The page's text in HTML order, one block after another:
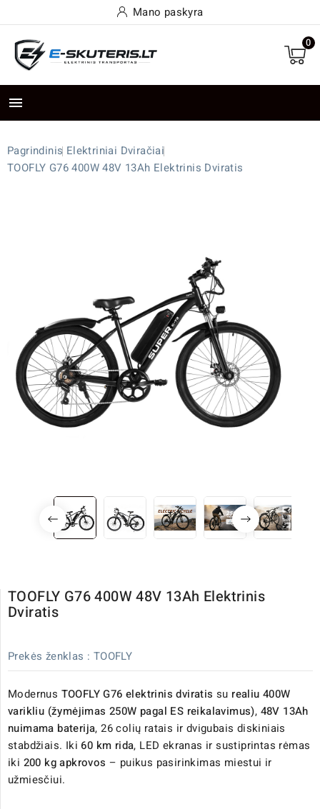
Mano paskyra
0

Pagrindinis Elektriniai Dviračiai
TOOFLY G76 400W 48V 13Ah Elektrinis Dviratis
TOOFLY G76 400W 48V 13Ah Elektrinis
Dviratis
Prekės ženklas : TOOFLY
Modernus TOOFLY G76 elektrinis dviratis su realiu 400W
varikliu (žymėjimas 250W pagal ES reikalavimus), 48V 13Ah
nuimama baterija, 26 colių ratais ir dvigubais diskiniais
stabdžiais. Iki 60 km rida, LED ekranas ir sustiprintas rėmas
iki 200 kg apkrovos – puikus pasirinkimas miestui ir
užmiesčiui.